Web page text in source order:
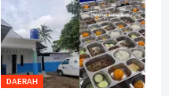
DAERAH